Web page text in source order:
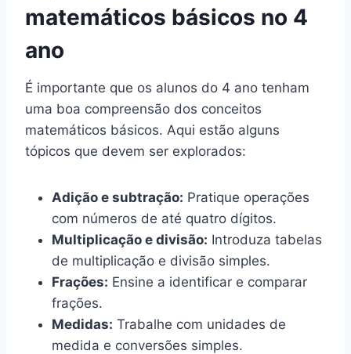
matemáticos básicos no 4
ano
É importante que os alunos do 4 ano tenham
uma boa compreensão dos conceitos
matemáticos básicos. Aqui estão alguns
tópicos que devem ser explorados:
Adição e subtração: Pratique operações
com números de até quatro dígitos.
Multiplicação e divisão: Introduza tabelas
de multiplicação e divisão simples.
Frações: Ensine a identificar e comparar
frações.
Medidas: Trabalhe com unidades de
medida e conversões simples.